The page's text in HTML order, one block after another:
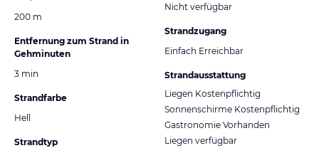
200 m
Entfernung zum Strand in
Gehminuten
3 min
Strandfarbe
Hell
Strandtyp
Nicht verfügbar
Strandzugang
Einfach Erreichbar
Strandausstattung
Liegen Kostenpflichtig
Sonnenschirme Kostenpflichtig
Gastronomie Vorhanden
Liegen verfügbar